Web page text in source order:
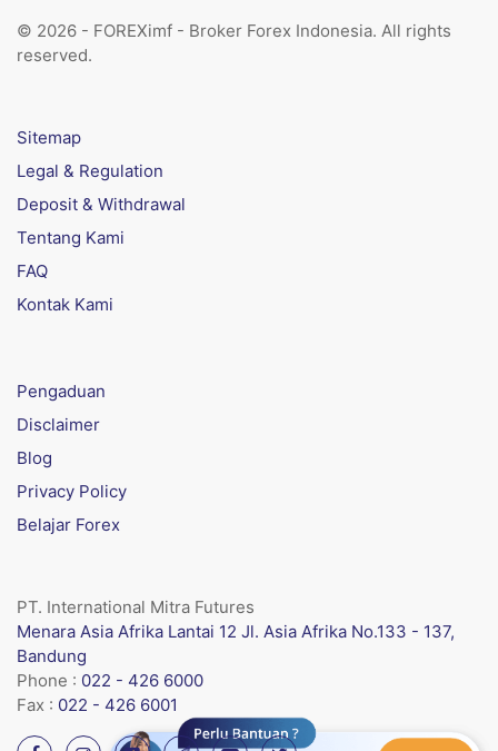
© 2026 - FOREXimf - Broker Forex Indonesia. All rights
reserved.
Sitemap
Legal & Regulation
Deposit & Withdrawal
Tentang Kami
FAQ
Kontak Kami
Pengaduan
Disclaimer
Blog
Privacy Policy
Belajar Forex
PT. International Mitra Futures
Menara Asia Afrika Lantai 12 Jl. Asia Afrika No.133 - 137,
Bandung
Phone : 022 - 426 6000
Fax : 022 - 426 6001